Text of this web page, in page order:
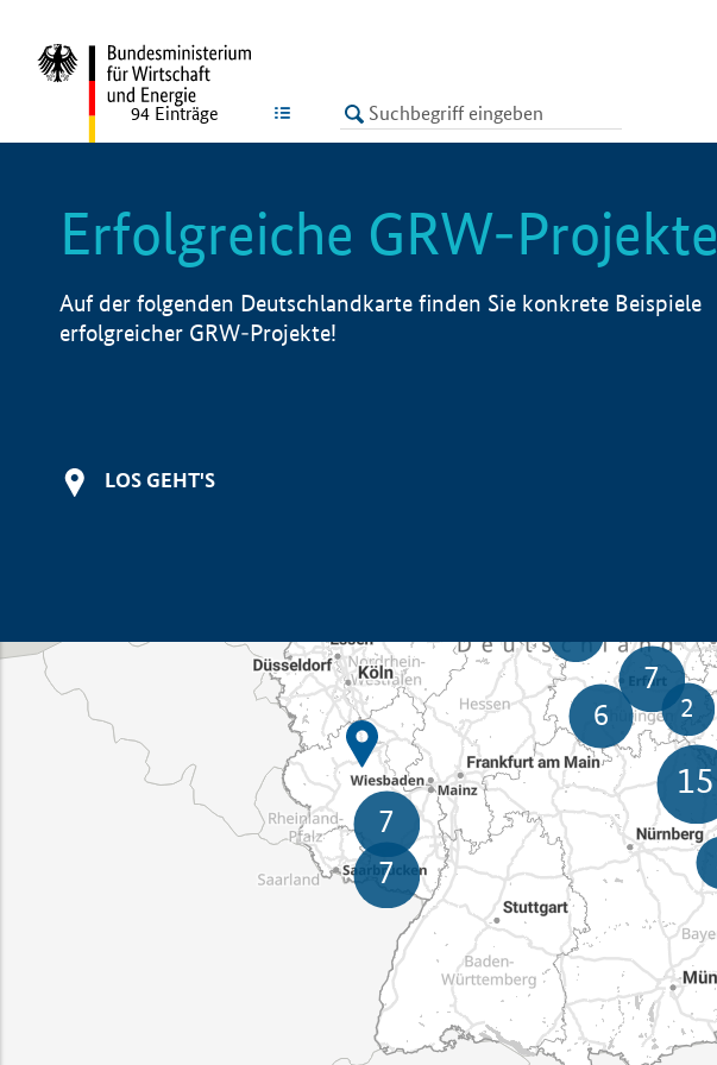
LISTE
94 Einträge
Erfolgreiche GRW-Projekte
Auf der folgenden Deutschlandkarte finden Sie konkrete Beispiele
erfolgreicher GRW-Projekte!
LOS GEHT'S